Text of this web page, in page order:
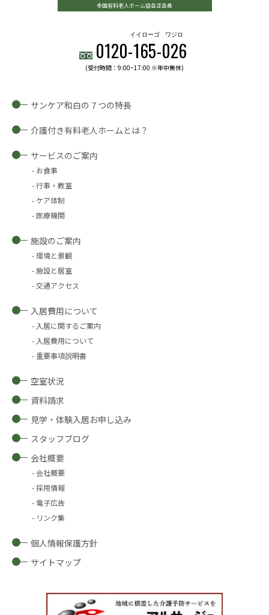
全国有料老人ホーム協会正会員
0120-165
イイローゴ
-026
ワジロ
(受付時間：9:00~17:00 ※年中無休)
サンケア和白の７つの特長
介護付き有料老人ホームとは？
サービスのご案内
お食事
行事・教室
ケア体制
医療機関
施設のご案内
環境と景観
施設と居室
交通アクセス
入居費用について
入居に関するご案内
入居費用について
重要事項説明書
空室状況
資料請求
見学・体験入居お申し込み
スタッフブログ
会社概要
会社概要
採用情報
電子広告
リンク集
個人情報保護方針
サイトマップ